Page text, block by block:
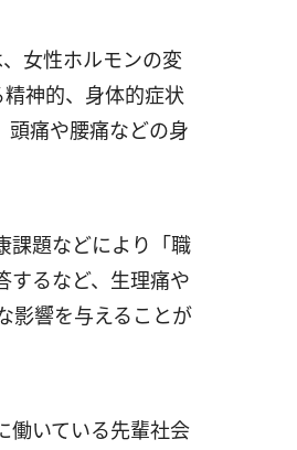
女性ホルモンの変
神的、身体的症状
頭痛や腰痛などの身
課題などにより「職
するなど、生理痛や
影響を与えることが
働いている先輩社会